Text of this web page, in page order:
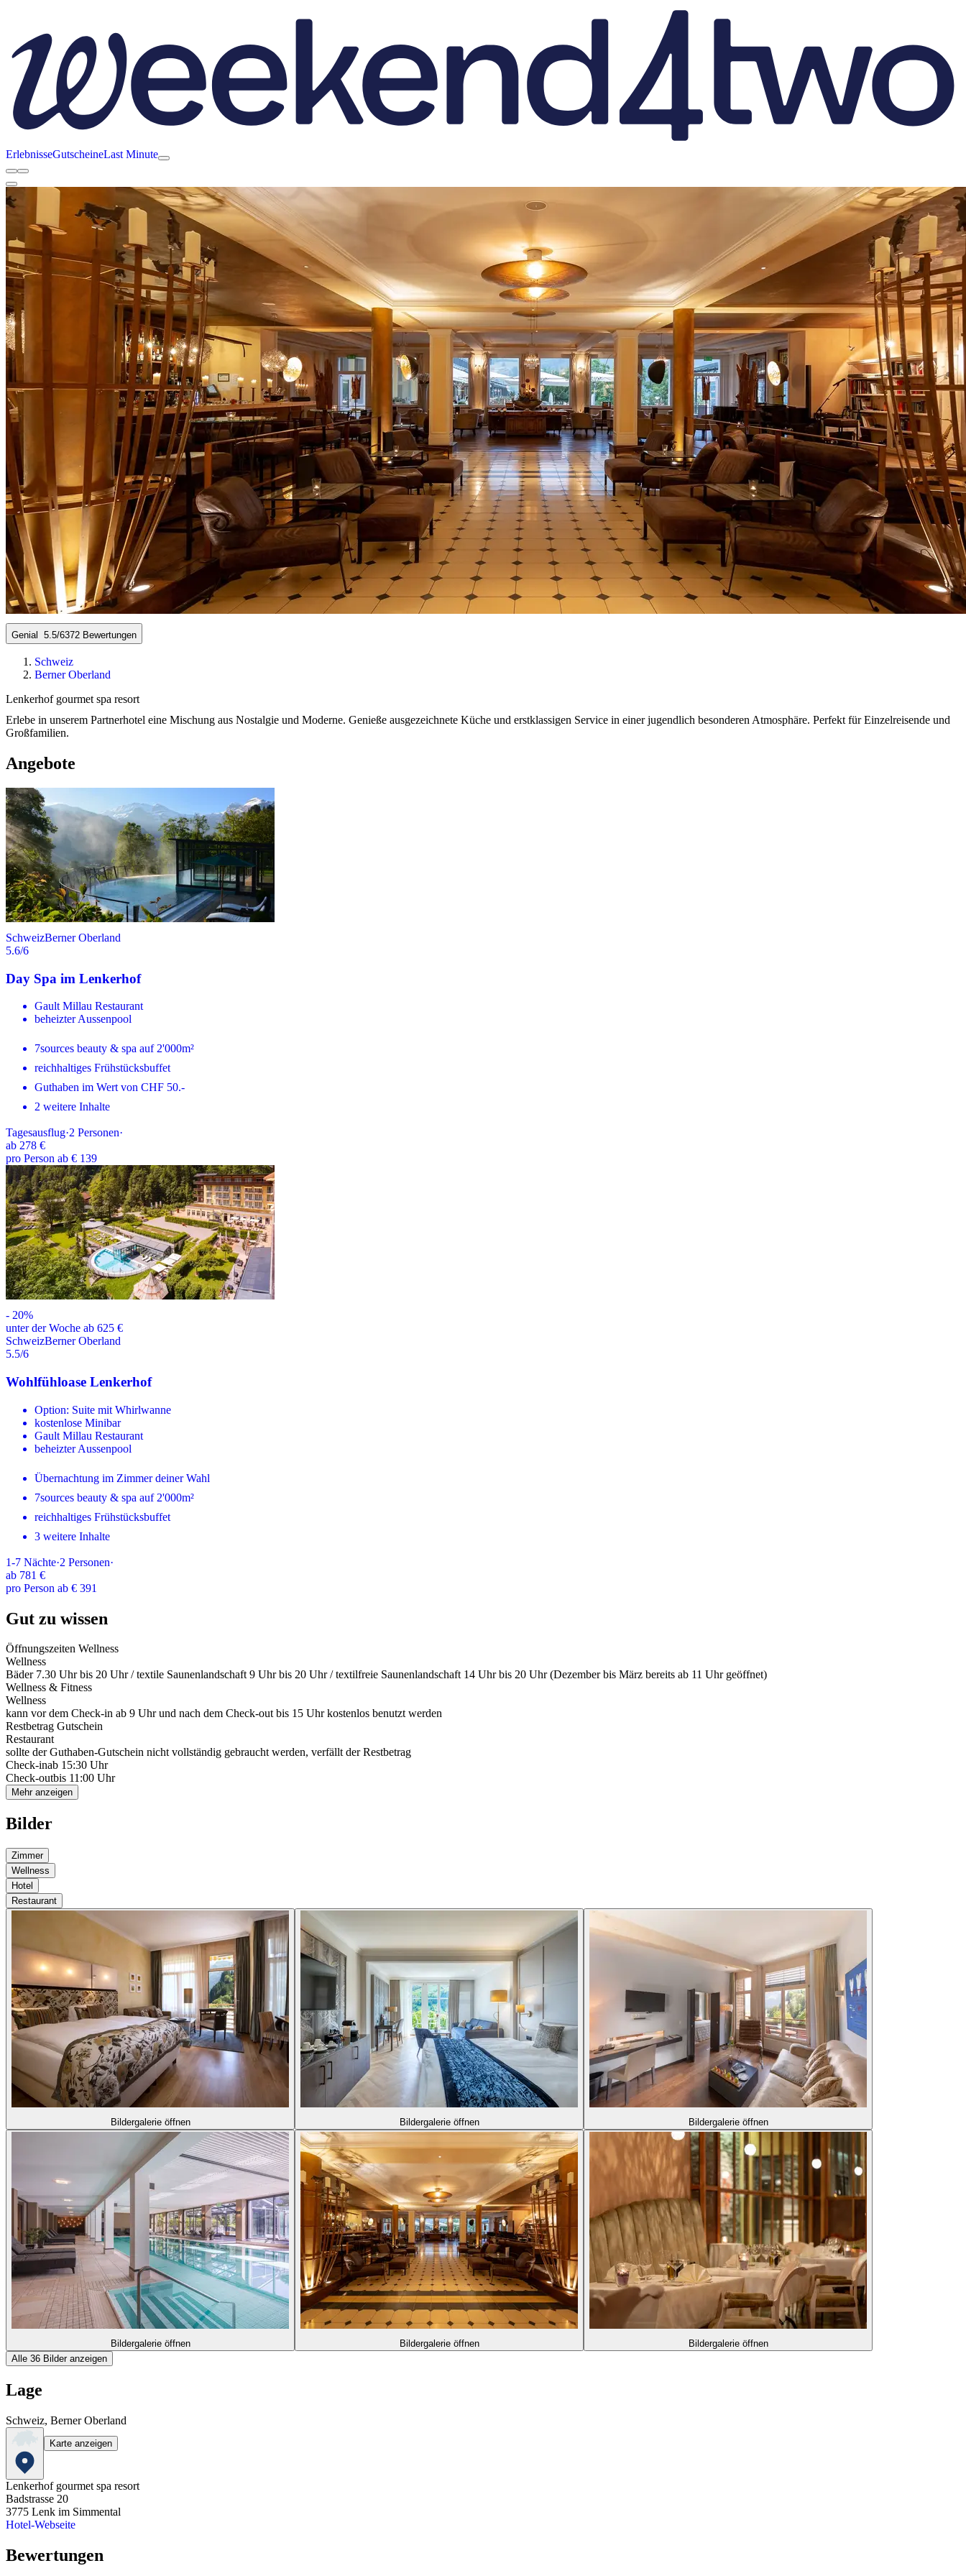
ErlebnisseGutscheineLast Minute
Genial 5.5/6372 Bewertungen
Schweiz
Berner Oberland
Lenkerhof gourmet spa resort
Erlebe in unserem Partnerhotel eine Mischung aus Nostalgie und Moderne. Genieße ausgezeichnete Küche und erstklassigen Service in einer jugendlich besonderen Atmosphäre. Perfekt für Einzelreisende und
Großfamilien.
Angebote
SchweizBerner Oberland
5.6/6
Day Spa im Lenkerhof
Gault Millau Restaurant
beheizter Aussenpool
7sources beauty & spa auf 2'000m²
reichhaltiges Frühstücksbuffet
Guthaben im Wert von CHF 50.-
2 weitere Inhalte
Tagesausflug·2 Personen·
ab 278 €
pro Person ab € 139
- 20%
unter der Woche ab 625 €
SchweizBerner Oberland
5.5/6
Wohlfühloase Lenkerhof
Option: Suite mit Whirlwanne
kostenlose Minibar
Gault Millau Restaurant
beheizter Aussenpool
Übernachtung im Zimmer deiner Wahl
7sources beauty & spa auf 2'000m²
reichhaltiges Frühstücksbuffet
3 weitere Inhalte
1-7 Nächte·2 Personen·
ab 781 €
pro Person ab € 391
Gut zu wissen
Öffnungszeiten Wellness
Wellness
Bäder 7.30 Uhr bis 20 Uhr / textile Saunenlandschaft 9 Uhr bis 20 Uhr / textilfreie Saunenlandschaft 14 Uhr bis 20 Uhr (Dezember bis März bereits ab 11 Uhr geöffnet)
Wellness & Fitness
Wellness
kann vor dem Check-in ab 9 Uhr und nach dem Check-out bis 15 Uhr kostenlos benutzt werden
Restbetrag Gutschein
Restaurant
sollte der Guthaben-Gutschein nicht vollständig gebraucht werden, verfällt der Restbetrag
Check-inab 15:30 Uhr
Check-outbis 11:00 Uhr
Mehr anzeigen
Bilder
Zimmer
Wellness
Hotel
Restaurant
Bildergalerie öffnen Bildergalerie öffnen Bildergalerie öffnen
Bildergalerie öffnen Bildergalerie öffnen
Bildergalerie öffnen
Alle 36 Bilder anzeigen
Lage
Schweiz, Berner Oberland
Karte anzeigen
Lenkerhof gourmet spa resort
Badstrasse 20
3775 Lenk im Simmental
Hotel-Webseite
Bewertungen